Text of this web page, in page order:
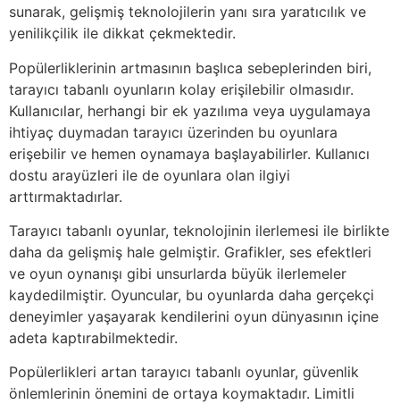
sunarak, gelişmiş teknolojilerin yanı sıra yaratıcılık ve
yenilikçilik ile dikkat çekmektedir.
Popülerliklerinin artmasının başlıca sebeplerinden biri,
tarayıcı tabanlı oyunların kolay erişilebilir olmasıdır.
Kullanıcılar, herhangi bir ek yazılıma veya uygulamaya
ihtiyaç duymadan tarayıcı üzerinden bu oyunlara
erişebilir ve hemen oynamaya başlayabilirler. Kullanıcı
dostu arayüzleri ile de oyunlara olan ilgiyi
arttırmaktadırlar.
Tarayıcı tabanlı oyunlar, teknolojinin ilerlemesi ile birlikte
daha da gelişmiş hale gelmiştir. Grafikler, ses efektleri
ve oyun oynanışı gibi unsurlarda büyük ilerlemeler
kaydedilmiştir. Oyuncular, bu oyunlarda daha gerçekçi
deneyimler yaşayarak kendilerini oyun dünyasının içine
adeta kaptırabilmektedir.
Popülerlikleri artan tarayıcı tabanlı oyunlar, güvenlik
önlemlerinin önemini de ortaya koymaktadır. Limitli